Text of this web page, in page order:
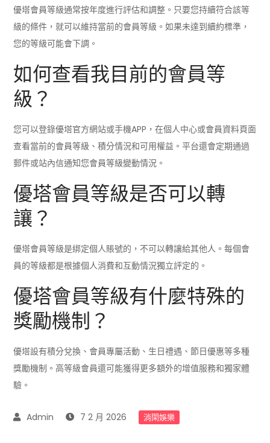
優塔會員等級通常按年度進行評估和調整。只要您持續符合該等
級的條件，就可以維持當前的會員等級。如果未達到續約標準，
您的等級可能會下調。
如何查看我目前的會員等
級？
您可以登錄優塔官方網站或手機APP，在個人中心或會員資料頁面
查看當前的會員等級、積分情況和可用權益。平台還會定期通過
郵件或站內信通知您會員等級變動情況。
優塔會員等級是否可以轉
讓？
優塔會員等級是綁定個人賬號的，不可以轉讓給其他人。每個會
員的等級都是根據個人消費和互動情況獨立評定的。
優塔會員等級有什麼特殊的
獎勵機制？
優塔設有積分兌換、會員專屬活動、生日禮遇、節日優惠等多種
獎勵機制。高等級會員還可能獲得更多額外的增值服務和獨家體
驗。
7 2 月 2026 消閑娛樂